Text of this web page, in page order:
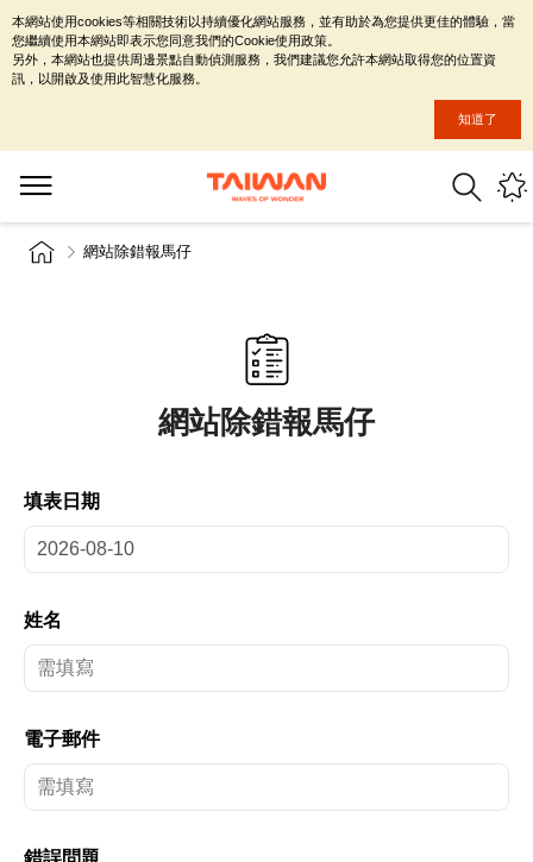
網站除錯報馬仔
網站除錯報馬仔
填表日期
姓名
電子郵件
錯誤問題
本網站使用cookies等相關技術以持續優化網站服務，並有助於為您提供更佳的體驗，當
您繼續使用本網站即表示您同意我們的Cookie使用政策。
另外，本網站也提供周邊景點自動偵測服務，我們建議您允許本網站取得您的位置資
訊，以開啟及使用此智慧化服務。
知道了